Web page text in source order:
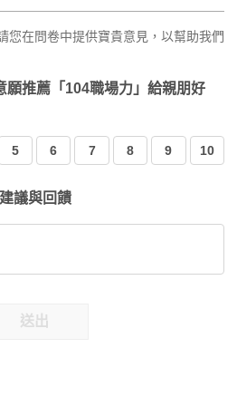
您在問卷中提供寶貴意見，以幫助我們
願推薦「104職場力」給親朋好
5 6 7 8 9 10
議與回饋
送出